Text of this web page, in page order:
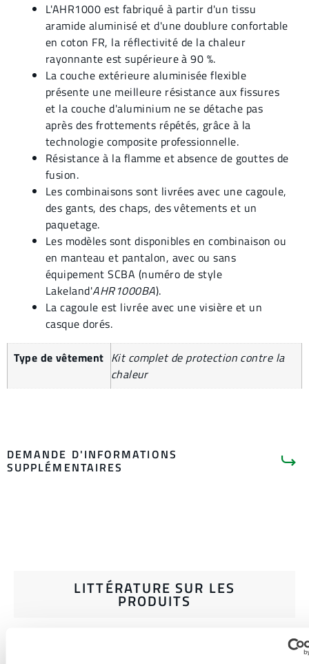
L'AHR1000 est fabriqué à partir d'un tissu
aramide aluminisé et d'une doublure confortable
en coton FR, la réflectivité de la chaleur
rayonnante est supérieure à 90 %.
La couche extérieure aluminisée flexible
présente une meilleure résistance aux fissures
et la couche d'aluminium ne se détache pas
après des frottements répétés, grâce à la
technologie composite professionnelle.
Résistance à la flamme et absence de gouttes de
fusion.
Les combinaisons sont livrées avec une cagoule,
des gants, des chaps, des vêtements et un
paquetage.
Les modèles sont disponibles en combinaison ou
en manteau et pantalon, avec ou sans
équipement SCBA (numéro de style
Lakeland'AHR1000BA).
La cagoule est livrée avec une visière et un
casque dorés.
Type de vêtement Kit complet de protection contre la
chaleur
DEMANDE D'INFORMATIONS
SUPPLÉMENTAIRES
LITTÉRATURE SUR LES
PRODUITS